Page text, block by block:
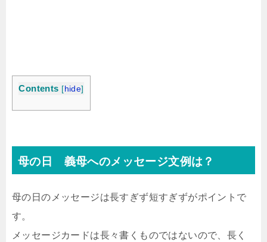
Contents [ hide]
母の日 義母へのメッセージ文例は？
母の日のメッセージは長すぎず短すぎずがポイントで
す。
メッセージカードは長々書くものではないので、長く